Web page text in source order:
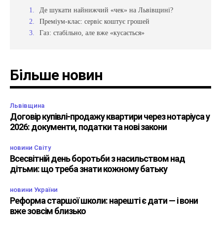
Де шукати найнижчий «чек» на Львівщині?
Преміум-клас: сервіс коштує грошей
Газ: стабільно, але вже «кусається»
Більше новин
Львівщина
Договір купівлі-продажу квартири через нотаріуса у
2026: документи, податки та нові закони
новини Світу
Всесвітній день боротьби з насильством над
дітьми: що треба знати кожному батьку
новини України
Реформа старшої школи: нарешті є дати — і вони
вже зовсім близько